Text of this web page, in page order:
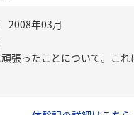
張ったことについて。これ